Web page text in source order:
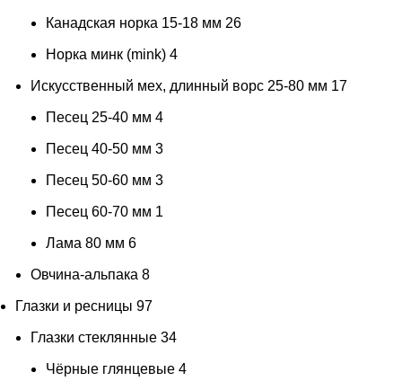
Канадская норка 15-18 мм 26
Норка минк (mink) 4
Искусственный мех, длинный ворс 25-80 мм 17
Песец 25-40 мм 4
Песец 40-50 мм 3
Песец 50-60 мм 3
Песец 60-70 мм 1
Лама 80 мм 6
Овчина-альпака 8
Глазки и ресницы 97
Глазки стеклянные 34
Чёрные глянцевые 4